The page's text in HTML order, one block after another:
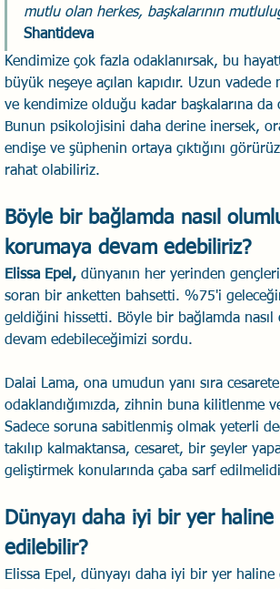
mutlu olan herkes, başkalarının
Shantideva
Kendimize çok fazla odaklanırsak, bu
büyük neşeye açılan kapıdır. Uzun
ve kendimize olduğu kadar başkalarına da
Bunun psikolojisini daha derine inersek,
endişe ve şüphenin ortaya çıktığını
rahat olabiliriz.
Böyle bir bağlamda nasıl
korumaya devam edebiliriz?
Elissa Epel, dünyanın her yerinden
soran bir anketten bahsetti. %75'i
geldiğini hissetti. Böyle bir bağlamda nasıl
devam edebileceğimizi sordu.
Dalai Lama, ona umudun yanı sıra
odaklandığımızda, zihnin buna
Sadece soruna sabitlenmiş olmak yeterli
takılıp kalmaktansa, cesaret, bir şeyler
geliştirmek konularında çaba sarf
Dünyayı daha iyi bir yer
edilebilir?
Elissa Epel, dünyayı daha iyi bir yer